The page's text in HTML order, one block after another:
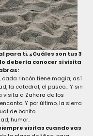
para ti, ¿Cuáles son tus 3
debería conocer si visita
cada rincón tiene magia, así
la catedral, el paseo... Y sin
visita a Zahara de los
Y por último, la sierra
de bonito.
humor..
visitas cuando vas